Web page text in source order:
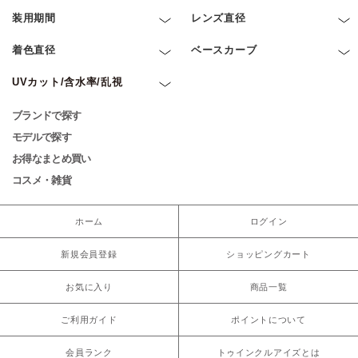
装用期間 レンズ直径
着色直径 ベースカーブ
UVカット/含水率/乱視
ブランドで探す
モデルで探す
お得なまとめ買い
コスメ・雑貨
ホーム ログイン
新規会員登録 ショッピングカート
お気に入り 商品一覧
ご利用ガイド ポイントについて
会員ランク トゥインクルアイズとは